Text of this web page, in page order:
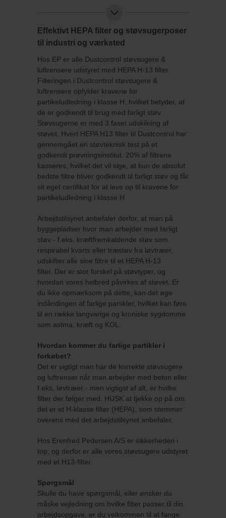
Effektivt HEPA filter og støvsugerposer
til industri og værksted
Hos EP er alle Dustcontrol støvsugere &
luftrensere udstyret med HEPA H-13 filter.
Filteringen i Dustcontrol støvsugere &
luftrensere opfylder kravene for
partikeludledning i klasse H, hvilket betyder, at
de er godkendt til brug med farligt støv.
Støvsugerne er med 3 faset udskilning af
støvet. Hvert HEPA H13 filter til Dustcontrol har
gennemgået en støvteknisk test på et
godkendt prøvningsinstitut. 20% af filtrene
kasseres, hvilket det vil sige, at kun de absolut
bedste filtre bliver godkendt til farligt støv og får
sit eget certifikat for at leve op til kravene for
partikeludledning i klasse H
Arbejdstilsynet anbefaler derfor, at man på
byggepladser hvor man arbejder med farligt
støv - f.eks. kræftfremkaldende støv som
respirabel kvarts eller træstøv fra løvtræer,
udskifter alle sine filtre til et HEPA H-13
filter. Der er stor forskel på støvtyper, og
hvordan vores helbred påvirkes af støvet. Er
du ikke opmærksom på dette, kan det øge
indåndingen af farlige partikler, hvilket kan føre
til en række langvarige og kroniske sygdomme
som astma, kræft og KOL.
Hvordan kommer du farlige partikler i
forkøbet?
Det er vigtigt man har de korrekte støvsugere
og luftrenser når man arbejder med beton eller
f.eks. løvtræer - men vigtigst af alt, er hvilke
filter der følger med. HUSK at tjekke op på om
det er et H-klasse filter (HEPA), som stemmer
overens med det arbejdstilsynet anbefaler.
Hos Erenfred Pedersen A/S er sikkerheden i
top, og derfor er alle vores støvsugere udstyret
med et H13-filter.
Spørgsmål
Skulle du have spørgsmål, eller ønsker du
måske vejledning om hvilke filter passer til din
arbejdsopgave, er du velkommen til at fange